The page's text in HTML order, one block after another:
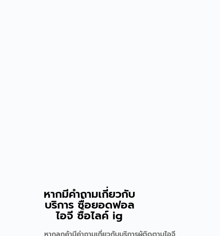
หากมีคำถามเกี่ยวกับ
บริการ ซื้อยอดฟอล
ไอจี ซื้อไลค์ ig